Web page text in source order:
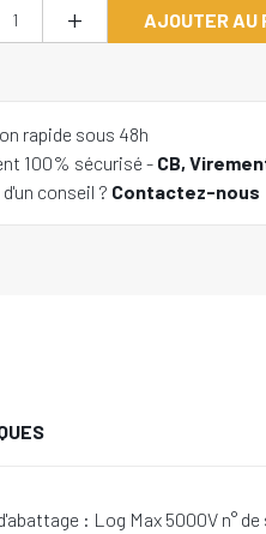
+ AJOUTER AU
rapide sous 48h
100% sécurisé - CB,
conseil ? Contactez-nous
: Log Max 5000V n° de